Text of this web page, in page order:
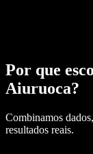
Por que
Aiuruoca?
Combinamos
resultados reais.